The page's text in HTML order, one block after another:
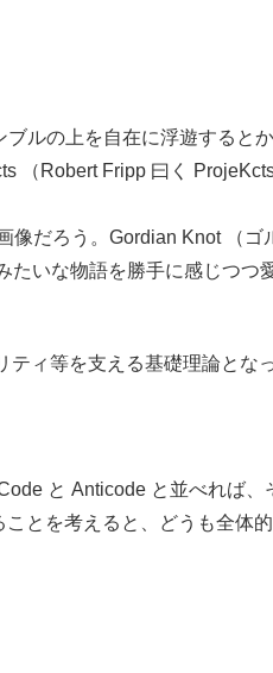
ルの上を自在に浮遊すると
Robert Fripp 曰く
だろう。Gordian Knot （
いな物語を勝手に感じつつ
ィ等を支える基礎理論とな
と Anticode と並べれば、
とを考えると、どうも全体